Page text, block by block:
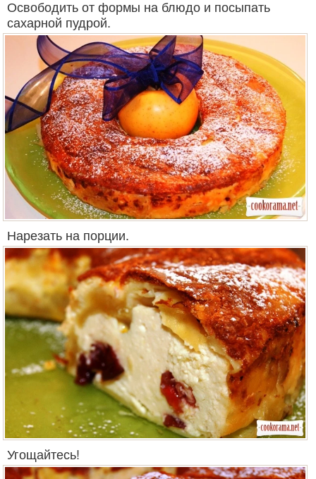
Освободить от формы на блюдо и посыпать
сахарной пудрой.
Нарезать на порции.
Угощайтесь!